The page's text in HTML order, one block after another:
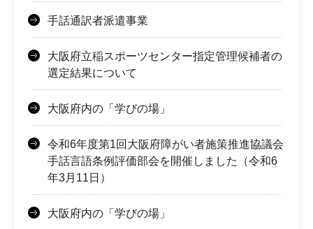
手話通訳者派遣事業
大阪府立稲スポーツセンター指定管理候補者の
選定結果について
大阪府内の「学びの場」
令和6年度第1回大阪府障がい者施策推進協議会
手話言語条例評価部会を開催しました（令和6
年3月11日）
大阪府内の「学びの場」